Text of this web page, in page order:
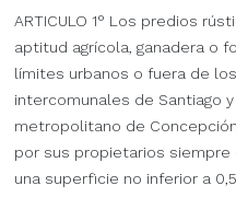
ARTICULO 1° Los predios
aptitud agrícola, ganadera o
límites urbanos o fuera de
intercomunales de Santiago
metropolitano de
por sus propietarios
una superficie no inferior a